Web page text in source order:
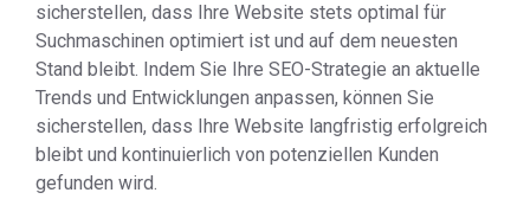
sicherstellen, dass Ihre Website stets optimal für
Suchmaschinen optimiert ist und auf dem neuesten
Stand bleibt. Indem Sie Ihre SEO-Strategie an aktuelle
Trends und Entwicklungen anpassen, können Sie
sicherstellen, dass Ihre Website langfristig erfolgreich
bleibt und kontinuierlich von potenziellen Kunden
gefunden wird.